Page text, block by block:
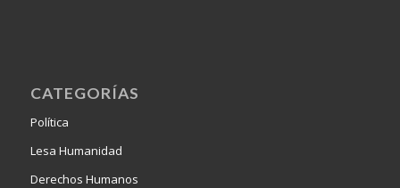
CATEGORÍAS
Política
Lesa Humanidad
Derechos Humanos